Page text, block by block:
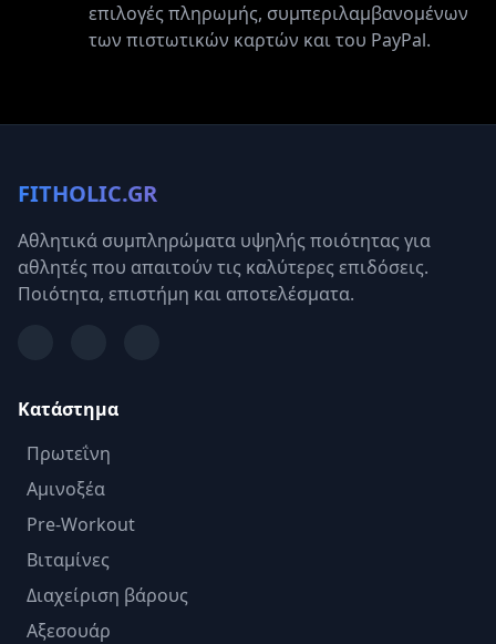
επιλογές πληρωμής, συμπεριλαμβανομένων
των πιστωτικών καρτών και του PayPal.
FITHOLIC.GR
Αθλητικά συμπληρώματα υψηλής ποιότητας για
αθλητές που απαιτούν τις καλύτερες επιδόσεις.
Ποιότητα, επιστήμη και αποτελέσματα.
Κατάστημα
Πρωτεΐνη
Αμινοξέα
Pre-Workout
Βιταμίνες
Διαχείριση βάρους
Αξεσουάρ